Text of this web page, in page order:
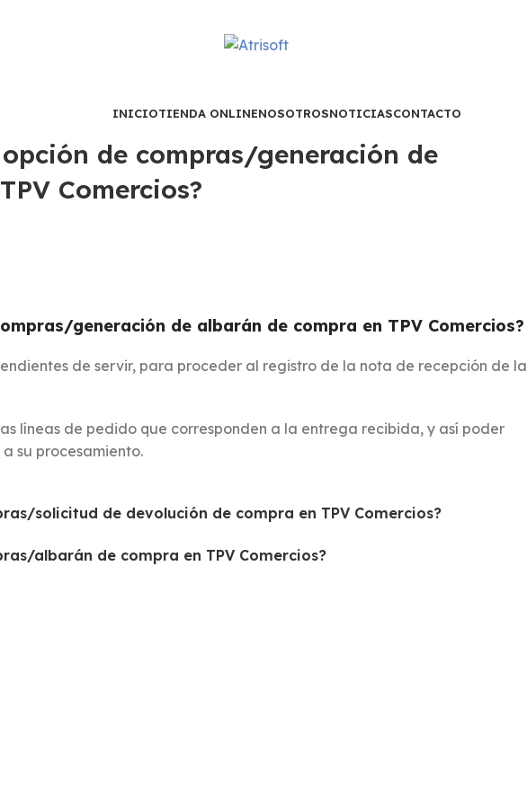
INICIOTIENDA ONLINENOSOTROSNOTICIASCONTACTO
de compras/generación de
Comercios?
generación de albarán de compra en TPV Comercios?
de servir, para proceder al registro de la nota de recepción de la
líneas de pedido que corresponden a la entrega recibida, y así poder
su procesamiento.
solicitud de devolución de compra en TPV Comercios?
albarán de compra en TPV Comercios?